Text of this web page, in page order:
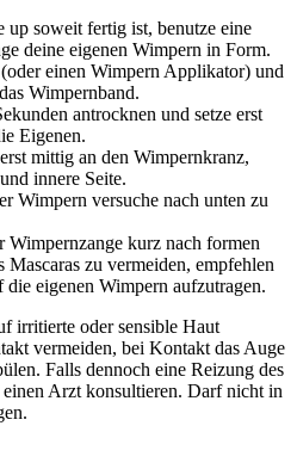
up soweit fertig ist, benutze eine
deine eigenen Wimpern in Form.
einen Wimpern Applikator) und
Wimpernband.
antrocknen und setze erst
Eigenen.
mittig an den Wimpernkranz,
innere Seite.
Wimpern versuche nach unten zu
Wimpernzange kurz nach formen
Mascaras zu vermeiden, empfehlen
eigenen Wimpern aufzutragen.
irritierte oder sensible Haut
vermeiden, bei Kontakt das Auge
Falls dennoch eine Reizung des
Arzt konsultieren. Darf nicht in